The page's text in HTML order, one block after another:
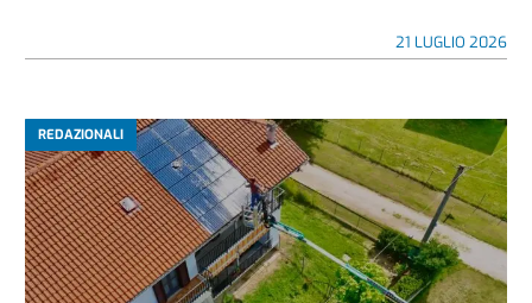
21 LUGLIO 2026
REDAZIONALI